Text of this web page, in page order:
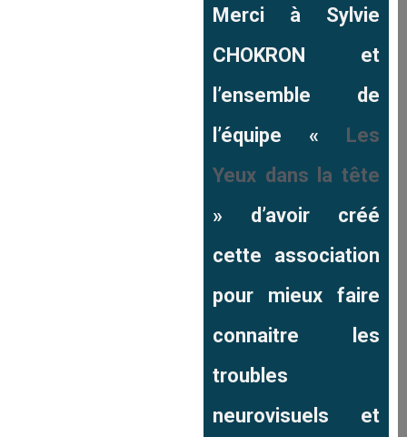
Merci à Sylvie
CHOKRON et
l’ensemble de
l’équipe « Les
Yeux dans la tête
» d’avoir créé
cette association
pour mieux faire
connaitre les
troubles
neurovisuels et